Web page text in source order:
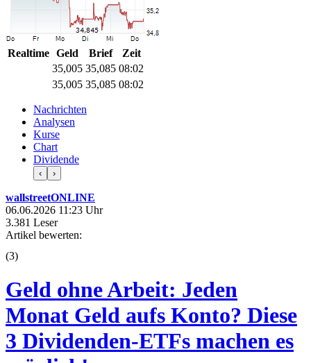
Realtime Geld Brief
Zeit
35,005 35,085 08:02
35,005 35,085 08:02
Nachrichten
Analysen
Kurse
Chart
Dividende
‹ ›
wallstreetONLINE
06.06.2026 11:23 Uhr
3.381 Leser
Artikel bewerten:
(3)
Geld ohne Arbeit: Jeden
Monat Geld aufs Konto? Diese
3 Dividenden-ETFs machen es